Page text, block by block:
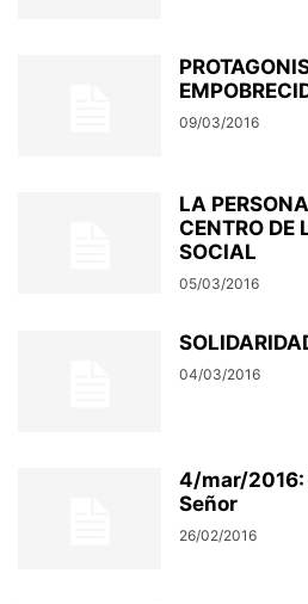
09/03/2016
LA
CENTRO DE
SOCIAL
05/03/2016
04/03/2016
4/mar/2016:
Señor
26/02/2016